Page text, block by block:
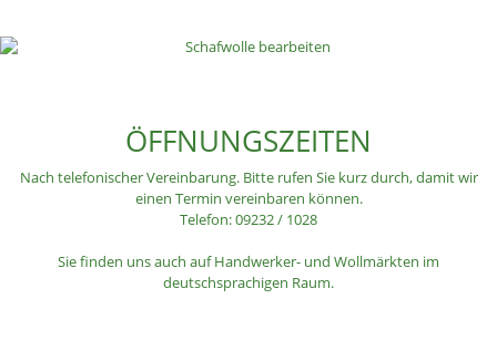
ÖFFNUNGSZEITEN
Nach telefonischer Vereinbarung. Bitte rufen Sie kurz durch, damit wir
einen Termin vereinbaren können.
Telefon: 09232 / 1028
Sie finden uns auch auf Handwerker- und Wollmärkten im
deutschsprachigen Raum.